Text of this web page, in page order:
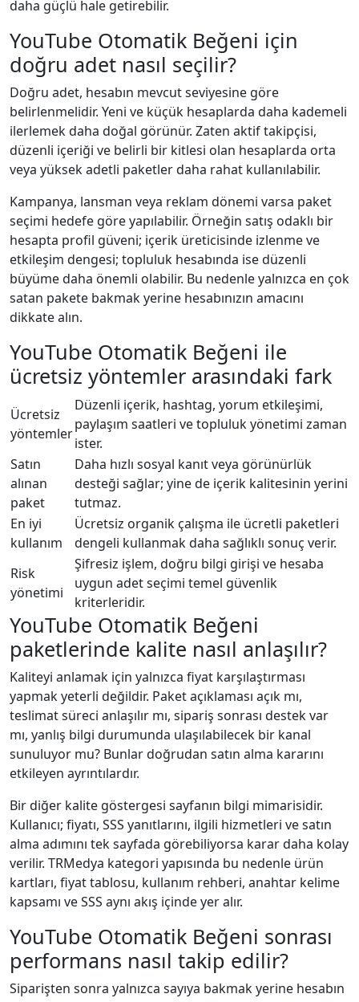
daha güçlü hale getirebilir.
YouTube Otomatik Beğeni için
doğru adet nasıl seçilir?
Doğru adet, hesabın mevcut seviyesine göre
belirlenmelidir. Yeni ve küçük hesaplarda daha kademeli
ilerlemek daha doğal görünür. Zaten aktif takipçisi,
düzenli içeriği ve belirli bir kitlesi olan hesaplarda orta
veya yüksek adetli paketler daha rahat kullanılabilir.
Kampanya, lansman veya reklam dönemi varsa paket
seçimi hedefe göre yapılabilir. Örneğin satış odaklı bir
hesapta profil güveni; içerik üreticisinde izlenme ve
etkileşim dengesi; topluluk hesabında ise düzenli
büyüme daha önemli olabilir. Bu nedenle yalnızca en çok
satan pakete bakmak yerine hesabınızın amacını
dikkate alın.
YouTube Otomatik Beğeni ile
ücretsiz yöntemler arasındaki fark
Ücretsiz
yöntemler
Düzenli içerik, hashtag, yorum etkileşimi,
paylaşım saatleri ve topluluk yönetimi zaman
ister.
Satın
alınan
paket
Daha hızlı sosyal kanıt veya görünürlük
desteği sağlar; yine de içerik kalitesinin yerini
tutmaz.
En iyi
kullanım
Ücretsiz organik çalışma ile ücretli paketleri
dengeli kullanmak daha sağlıklı sonuç verir.
Risk
yönetimi
Şifresiz işlem, doğru bilgi girişi ve hesaba
uygun adet seçimi temel güvenlik
kriterleridir.
YouTube Otomatik Beğeni
paketlerinde kalite nasıl anlaşılır?
Kaliteyi anlamak için yalnızca fiyat karşılaştırması
yapmak yeterli değildir. Paket açıklaması açık mı,
teslimat süreci anlaşılır mı, sipariş sonrası destek var
mı, yanlış bilgi durumunda ulaşılabilecek bir kanal
sunuluyor mu? Bunlar doğrudan satın alma kararını
etkileyen ayrıntılardır.
Bir diğer kalite göstergesi sayfanın bilgi mimarisidir.
Kullanıcı; fiyatı, SSS yanıtlarını, ilgili hizmetleri ve satın
alma adımını tek sayfada görebiliyorsa karar daha kolay
verilir. TRMedya kategori yapısında bu nedenle ürün
kartları, fiyat tablosu, kullanım rehberi, anahtar kelime
kapsamı ve SSS aynı akış içinde yer alır.
YouTube Otomatik Beğeni sonrası
performans nasıl takip edilir?
Siparişten sonra yalnızca sayıya bakmak yerine hesabın